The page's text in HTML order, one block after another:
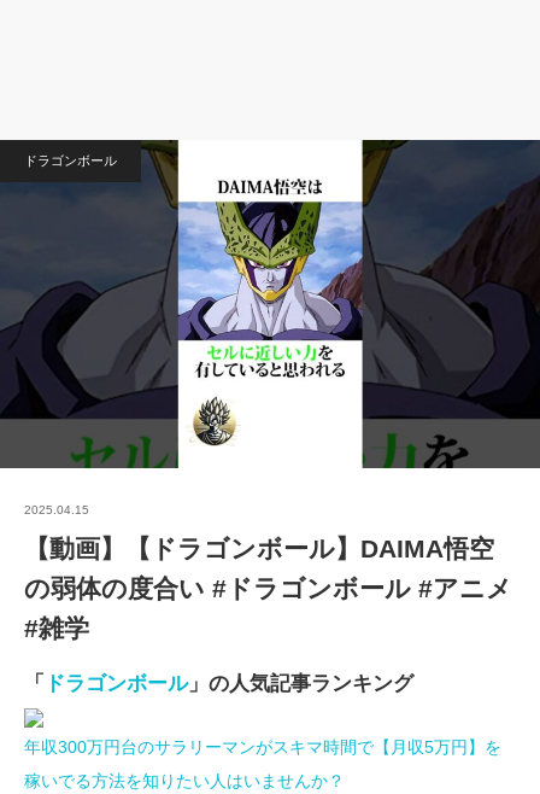
ドラゴンボール
2025.04.15
【動画】【ドラゴンボール】DAIMA悟空
の弱体の度合い #ドラゴンボール #アニメ
#雑学
「 ドラゴンボール」の人気記事ランキング
年収300万円台のサラリーマンがスキマ時間で【月収5万円】を
稼いでる方法を知りたい人はいませんか？